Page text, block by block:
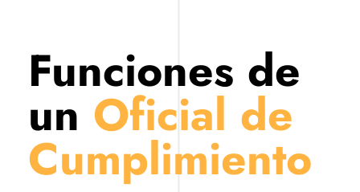
Funciones de
un Oficial de
Cumplimiento